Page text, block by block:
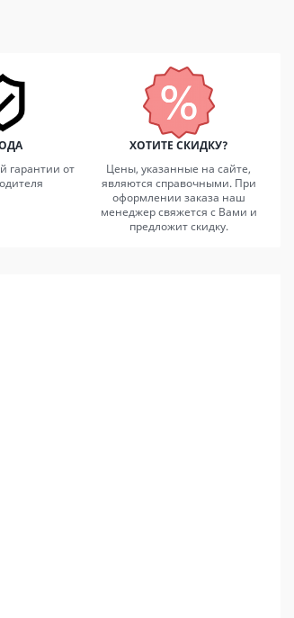
гарантии от
ХОТИТЕ СКИДКУ?
Цены, указанные на сайте,
являются справочными. При
оформлении заказа наш
менеджер свяжется с Вами и
предложит скидку.